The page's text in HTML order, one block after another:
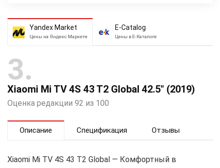
Yandex Market
Цены на Яндекс Маркете
E-Catalog
Цены в Е-Каталоге
3
Xiaomi Mi TV 4S 43 T2 Global 42.5″ (2019)
Оценка редакции 92 из 100
Описание Спецификация Отзывы
Xiaomi Mi TV 4S 43 T2 Global — Комфортный в